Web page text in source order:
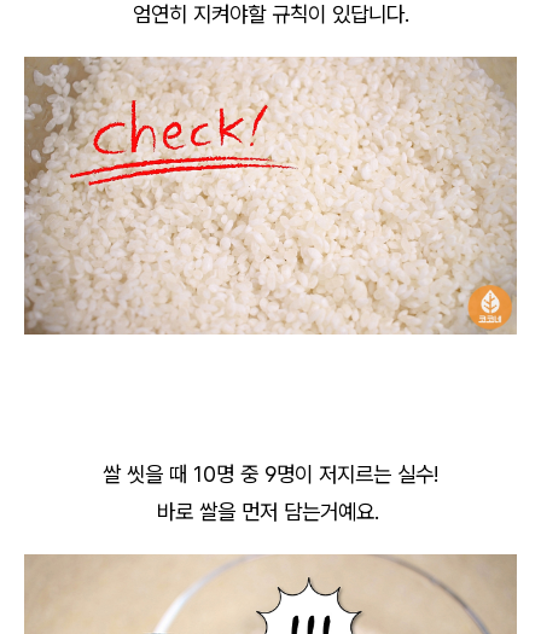
엄연히 지켜야할 규칙이 있답니다.
쌀 씻을 때 10명 중 9명이 저지르는 실수!
바로 쌀을 먼저 담는거예요.